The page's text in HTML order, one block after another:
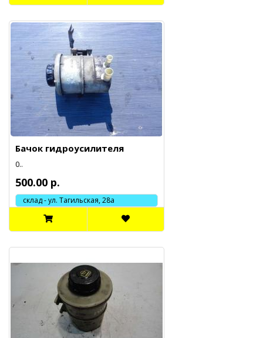
Бачок гидроусилителя
0..
500.00 р.
склад - ул. Тагильская, 28а